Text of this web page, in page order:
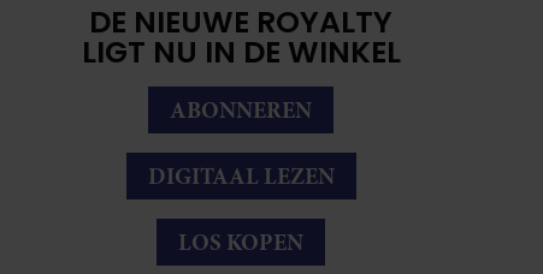
DE NIEUWE ROYALTY
LIGT NU IN DE WINKEL
ABONNEREN
DIGITAAL LEZEN
LOS KOPEN